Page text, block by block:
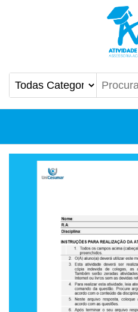
Atividade Mapa